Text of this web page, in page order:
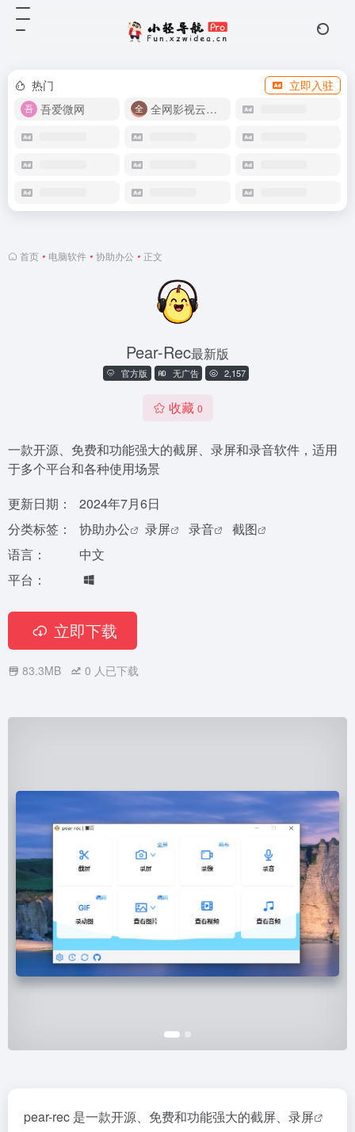
热门
立即入驻
吾爱微网
全网影视云盘资源
首页 • 电脑软件 • 协助办公 • 正文
Pear-Rec最新版
官方版 无广告 2,157
收藏 0
一款开源、免费和功能强大的截屏、录屏和录音软件，适用
于多个平台和各种使用场景
更新日期：
2024年7月6日
分类标签：
协助办公 录屏 录音
截图
语言：
中文
平台：
立即下载
83.3MB 0 人已下载
pear-rec 是一款开源、免费和功能强大的截屏、 录屏